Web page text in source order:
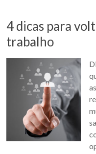
4 dicas para
trabalho